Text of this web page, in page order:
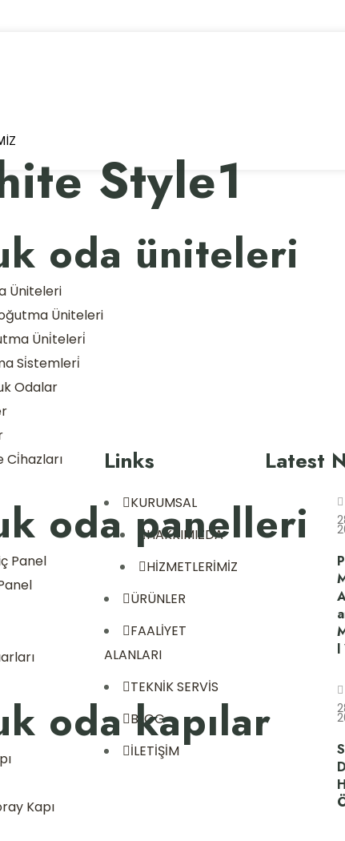
oda üniteleri
Üniteleri
Üniteleri
Üni̇teleri̇
Si̇stemleri̇
Odalar
Ci̇hazları
oda panelleri
Panel
oda kapılar
Kapı
Style1
Links
KURUMSAL
HAKKIMIZDA
HİZMETLERİMİZ
ÜRÜNLER
FAALİYET
ALANLARI
TEKNİK SERVİS
BLOG
İLETİŞİM
Latest
l